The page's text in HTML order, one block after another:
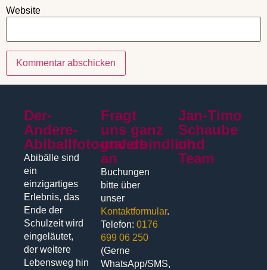
Website
Der-
Andere-
Abiballfotograf.de
Abibälle sind
ein
einzigartiges
Erlebnis, das
Ende der
Schulzeit wird
eingeläutet,
der weitere
Lebensweg hin
Fragt
uns ganz
unverbindlich
an
Buchungen
bitte über
unser
Kontaktformular.
Telefon:0176
699 06 250
(Gerne
WhatsApp/SMS,
Jan-Timo
Schaube
und
Team